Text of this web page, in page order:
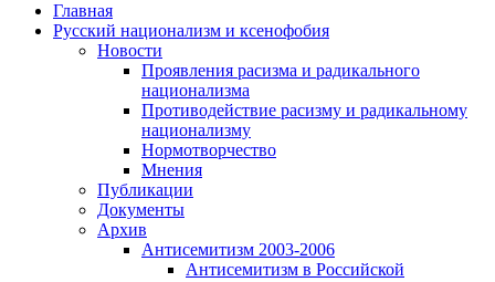
Главная
Русский национализм и ксенофобия
Новости
Проявления расизма и радикального
национализма
Противодействие расизму и радикальному
национализму
Нормотворчество
Мнения
Публикации
Документы
Архив
Антисемитизм 2003-2006
Антисемитизм в Российской